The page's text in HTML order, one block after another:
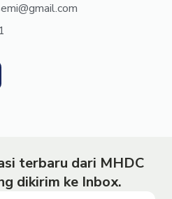
terbaru dari MHDC
dikirim ke Inbox.